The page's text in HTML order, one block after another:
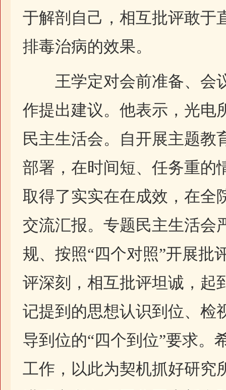
于解剖自己，相互批评敢于
排毒治病的效果。
王学定对会前准备、会
作提出建议。他表示，光电
民主生活会。自开展主题教
部署，在时间短、任务重的
取得了实实在在成效，在全
交流汇报。专题民主生活会
规、按照“四个对照”开展批
评深刻，相互批评坦诚，起
记提到的思想认识到位、检
导到位的“四个到位”要求。
工作，以此为契机抓好研究